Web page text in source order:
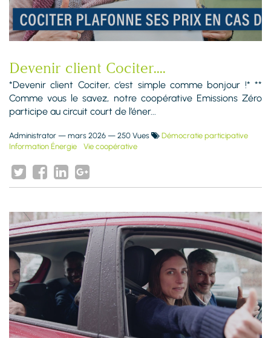
Devenir client Cociter....
*Devenir client Cociter, c’est simple comme bonjour !* **
Comme vous le savez, notre coopérative Emissions Zéro
participe au circuit court de l’éner...
Administrator — mars 2026 — 250 Vues
Démocratie participative
Information Énergie
Vie coopérative